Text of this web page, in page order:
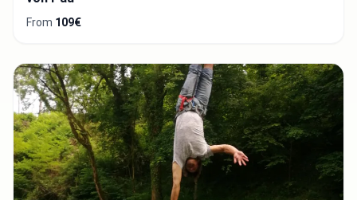
From 109€